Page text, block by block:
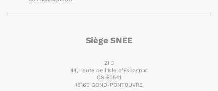
Siège SNEE
ZI 3
44, route de l’Isle d’Espagnac
CS 60541
16160 GOND-PONTOUVRE